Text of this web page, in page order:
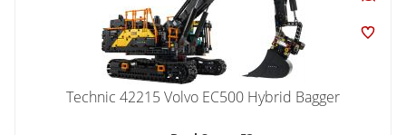
Technic 42215 Volvo EC500 Hybrid Bagger